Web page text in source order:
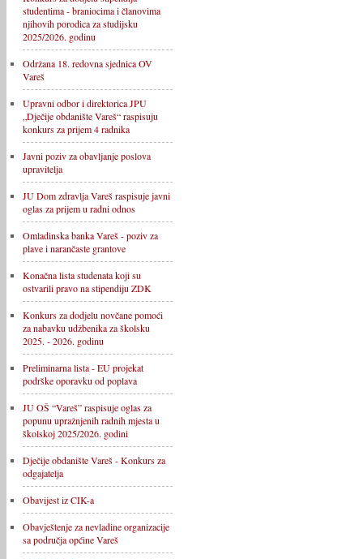
studentima - braniocima i članovima
njihovih porodica za studijsku
2025/2026. godinu
Održana 18. redovna sjednica OV
Vareš
Upravni odbor i direktorica JPU
„Dječije obdanište Vareš“ raspisuju
konkurs za prijem 4 radnika
Javni poziv za obavljanje poslova
upravitelja
JU Dom zdravlja Vareš raspisuje javni
oglas za prijem u radni odnos
Omladinska banka Vareš - poziv za
plave i narančaste grantove
Konačna lista studenata koji su
ostvarili pravo na stipendiju ZDK
Konkurs za dodjelu novčane pomoći
za nabavku udžbenika za školsku
2025. - 2026. godinu
Preliminarna lista - EU projekat
podrške oporavku od poplava
JU OŠ “Vareš” raspisuje oglas za
popunu upražnjenih radnih mjesta u
školskoj 2025/2026. godini
Dječije obdanište Vareš - Konkurs za
odgajatelja
Obavijest iz CIK-a
Obavještenje za nevladine organizacije
sa područja općine Vareš